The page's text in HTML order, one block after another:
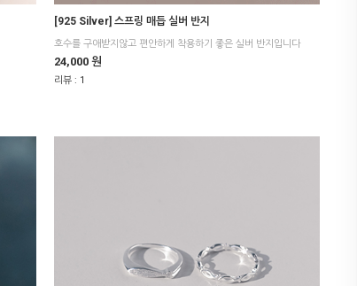
[925 Silver] 스프링 매듭 실버 반지
호수를 구애받지않고 편안하게 착용하기 좋은 실버 반지입니다
24,000 원
리뷰 : 1